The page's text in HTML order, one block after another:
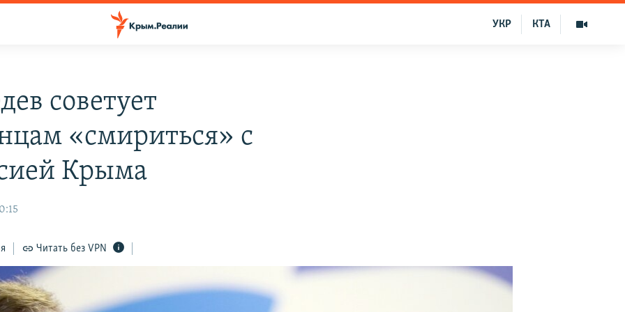
КТА
УКР
советует
«смириться» с
Крыма
Читать без VPN